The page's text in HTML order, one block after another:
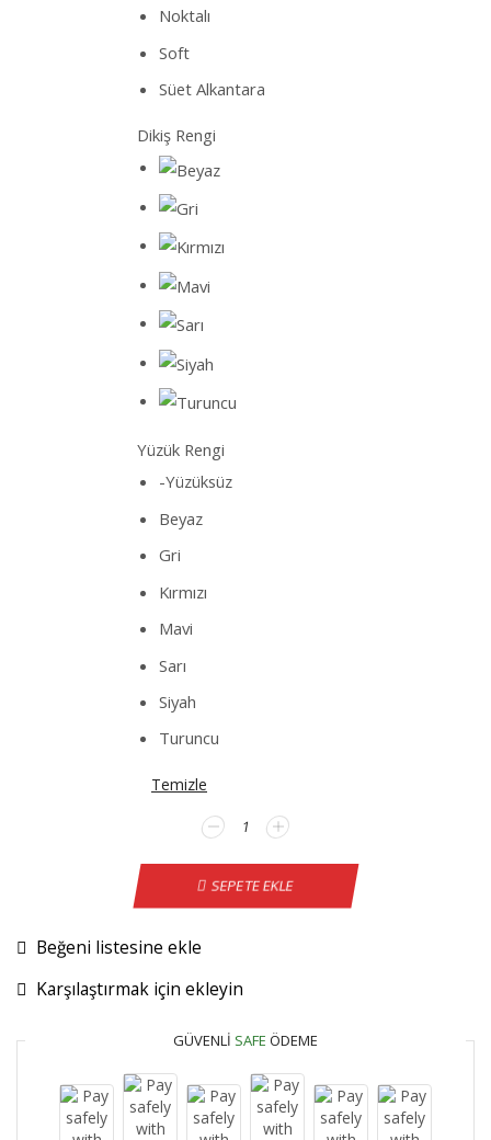
Noktalı
Soft
Süet Alkantara
Dikiş Rengi
Yüzük Rengi
-Yüzüksüz
Beyaz
Gri
Kırmızı
Mavi
Sarı
Siyah
Turuncu
Temizle
Renault
Symbol
2002-
2012
Direksiyon
adet
SEPETE EKLE
Beğeni listesine ekle
Karşılaştırmak için ekleyin
GÜVENLI SAFE ÖDEME